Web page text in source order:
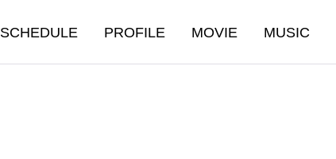
SCHEDULE PROFILE MOVIE MUSIC